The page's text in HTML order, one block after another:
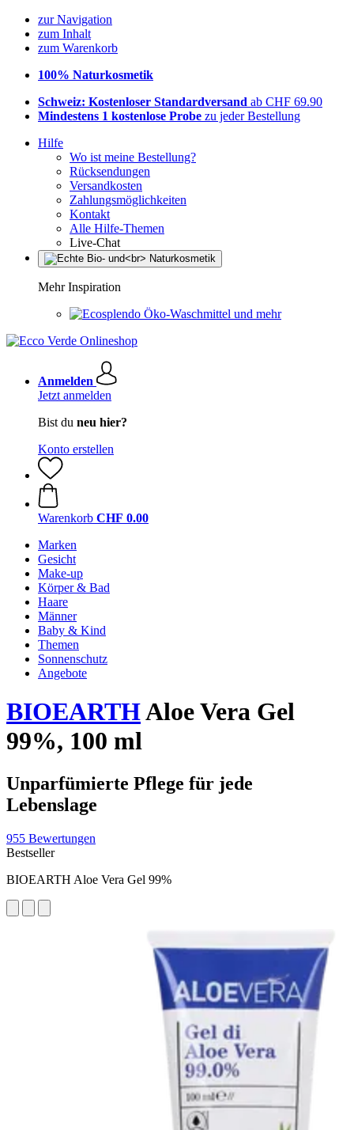
zur Navigation
zum Inhalt
zum Warenkorb
100% Naturkosmetik
Schweiz: Kostenloser Standardversand ab CHF 69.90
Mindestens 1 kostenlose Probe zu jeder Bestellung
Hilfe
Wo ist meine Bestellung?
Rücksendungen
Versandkosten
Zahlungsmöglichkeiten
Kontakt
Alle Hilfe-Themen
Live-Chat
Mehr Inspiration
Öko-Waschmittel und mehr
Anmelden
Jetzt anmelden
Bist du neu hier?
Konto erstellen
Warenkorb CHF 0.00
Marken
Gesicht
Make-up
Körper & Bad
Haare
Männer
Baby & Kind
Themen
Sonnenschutz
Angebote
BIOEARTHAloe Vera Gel
99%, 100 ml
Unparfümierte Pflege für jede
Lebenslage
955 Bewertungen
Bestseller
BIOEARTH Aloe Vera Gel 99%